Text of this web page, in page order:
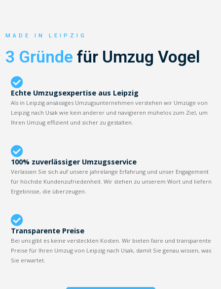
MADE IN LEIPZIG
3 Gründe für Umzug Vogel
Echte Umzugsexpertise aus Leipzig
Als in Leipzig ansässiges Umzugsunternehmen verstehen wir Umzüge von
Leipzig nach Usak wie kein anderer und navigieren mühelos zum Ziel, um
Ihren Umzug effizient und sicher zu gestalten.
100% zuverlässiger Umzugsservice
Verlassen Sie sich auf unsere jahrelange Erfahrung und unser Engagement
für höchste Kundenzufriedenheit. Wir stehen zu unserem Wort und liefern
Ergebnisse, die überzeugen.
Transparente Preise
Bei uns gibt es keine versteckten Kosten. Wir bieten faire und transparente
Preise für Ihren Umzug von Leipzig nach Usak, damit Sie genau wissen, was
Sie erwartet.